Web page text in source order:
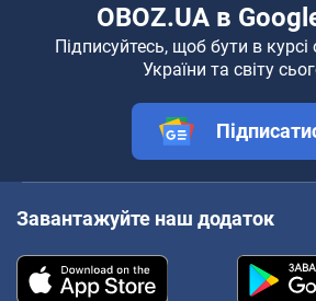
OBOZ.UA в
Підписуйтесь, щоб бути в курсі
України та світу
Завантажуйте наш додаток